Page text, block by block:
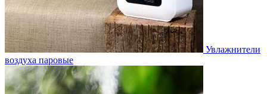
Увлажнители
воздуха паровые